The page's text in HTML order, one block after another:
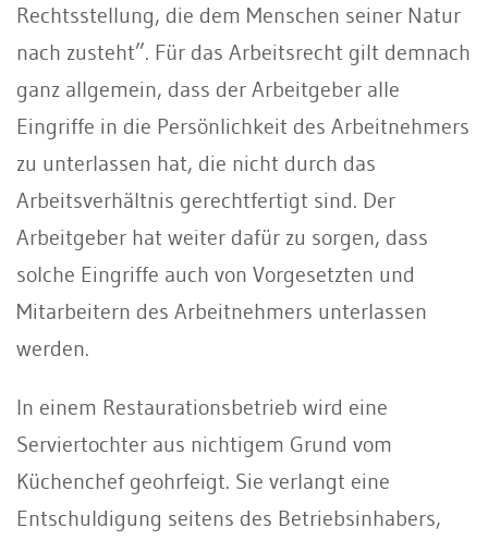
Rechtsstellung, die dem Menschen seiner Natur
nach zusteht”. Für das Arbeitsrecht gilt demnach
ganz allgemein, dass der Arbeitgeber alle
Eingriffe in die Persönlichkeit des Arbeitnehmers
zu unterlassen hat, die nicht durch das
Arbeitsverhältnis gerechtfertigt sind. Der
Arbeitgeber hat weiter dafür zu sorgen, dass
solche Eingriffe auch von Vorgesetzten und
Mitarbeitern des Arbeitnehmers unterlassen
werden.
In einem Restaurationsbetrieb wird eine
Serviertochter aus nichtigem Grund vom
Küchenchef geohrfeigt. Sie verlangt eine
Entschuldigung seitens des Betriebsinhabers,